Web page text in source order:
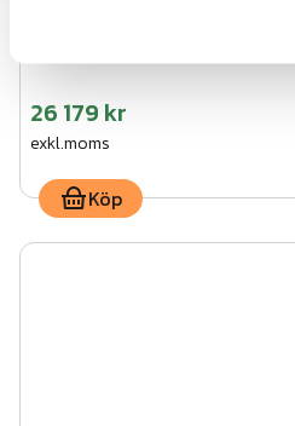
26 179 kr
exkl.moms
Köp